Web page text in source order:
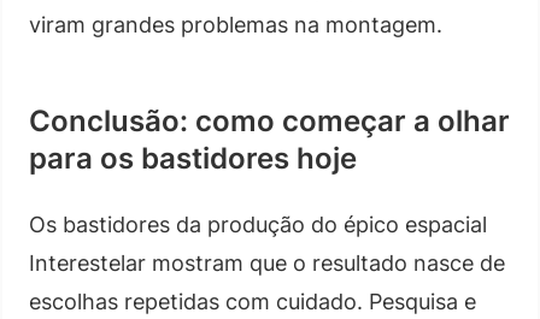
viram grandes problemas na montagem.
Conclusão: como começar a olhar
para os bastidores hoje
Os bastidores da produção do épico espacial
Interestelar mostram que o resultado nasce de
escolhas repetidas com cuidado. Pesquisa e